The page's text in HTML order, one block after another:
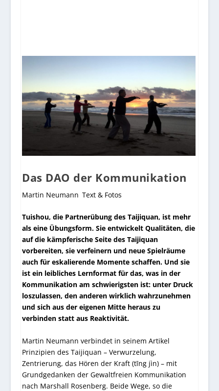
Das DAO der Kommunikation
Martin NeumannText & Fotos
Tuishou, die Partnerübung des Taijiquan, ist mehr
als eine Übungsform. Sie entwickelt Qualitäten, die
auf die kämpferische Seite des Taijiquan
vorbereiten, sie verfeinern und neue Spielräume
auch für eskalierende Momente schaffen. Und sie
ist ein leibliches Lernformat für das, was in der
Kommunikation am schwierigsten ist: unter Druck
loszulassen, den anderen wirklich wahrzunehmen
und sich aus der eigenen Mitte heraus zu
verbinden statt aus Reaktivität.
Martin Neumann verbindet in seinem Artikel
Prinzipien des Taijiquan – Verwurzelung,
Zentrierung, das Hören der Kraft (tīng jìn) – mit
Grundgedanken der Gewaltfreien Kommunikation
nach Marshall Rosenberg. Beide Wege, so die